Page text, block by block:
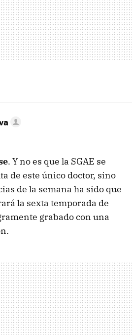
. Y no es que la SGAE se
de este único doctor, sino
de la semana ha sido que
la sexta temporada de
grabado con una